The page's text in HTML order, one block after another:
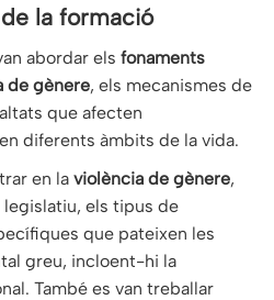
la formació
abordar els fonaments
de gènere, els mecanismes de
que afecten
diferents àmbits de la vida.
en la violència de gènere,
els tipus de
que pateixen les
greu, incloent-hi la
També es van treballar